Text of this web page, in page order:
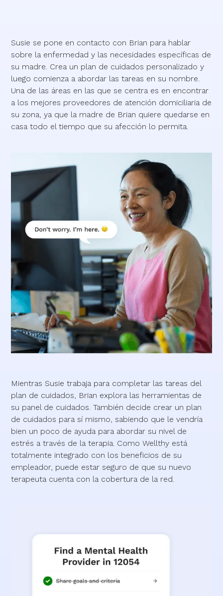
Susie se pone en contacto con Brian para hablar
sobre la enfermedad y las necesidades específicas de
su madre. Crea un plan de cuidados personalizado y
luego comienza a abordar las tareas en su nombre.
Una de las áreas en las que se centra es en encontrar
a los mejores proveedores de atención domiciliaria de
su zona, ya que la madre de Brian quiere quedarse en
casa todo el tiempo que su afección lo permita.
Mientras Susie trabaja para completar las tareas del
plan de cuidados, Brian explora las herramientas de
su panel de cuidados. También decide crear un plan
de cuidados para sí mismo, sabiendo que le vendría
bien un poco de ayuda para abordar su nivel de
estrés a través de la terapia. Como Wellthy está
totalmente integrado con los beneficios de su
empleador, puede estar seguro de que su nuevo
terapeuta cuenta con la cobertura de la red.